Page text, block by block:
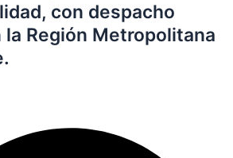
con despacho
Región Metropolitana